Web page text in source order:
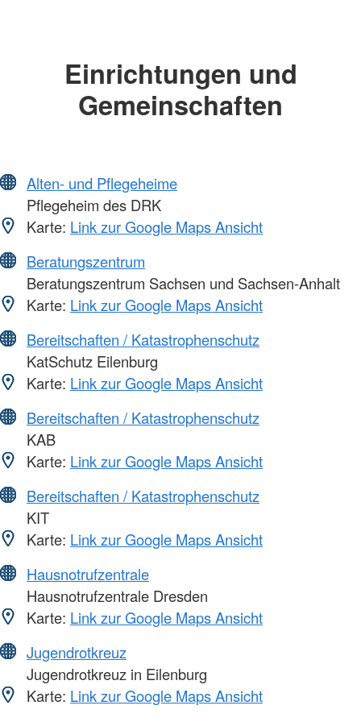
Einrichtungen und
Gemeinschaften
Alten- und Pflegeheime
Pflegeheim des DRK
Karte: Link zur Google Maps Ansicht
Beratungszentrum
Beratungszentrum Sachsen und Sachsen-Anhalt
Karte: Link zur Google Maps Ansicht
Bereitschaften / Katastrophenschutz
KatSchutz Eilenburg
Karte: Link zur Google Maps Ansicht
Bereitschaften / Katastrophenschutz
KAB
Karte: Link zur Google Maps Ansicht
Bereitschaften / Katastrophenschutz
KIT
Karte: Link zur Google Maps Ansicht
Hausnotrufzentrale
Hausnotrufzentrale Dresden
Karte: Link zur Google Maps Ansicht
Jugendrotkreuz
Jugendrotkreuz in Eilenburg
Karte: Link zur Google Maps Ansicht